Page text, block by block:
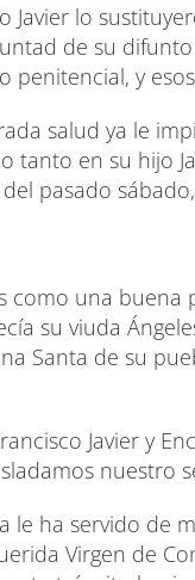
Javier lo
de su
penitencial, y
salud ya le
tanto en su hijo
pasado
como una
su viuda
Santa de su
Javier y
nuestro
le ha servido de
Virgen de